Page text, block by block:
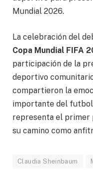
Mundial 2026.
La celebración del
Copa Mundial FIFA
participación de la
deportivo
compartieron la
importante del
representa el primer
su camino como
Claudia Sheinbaum